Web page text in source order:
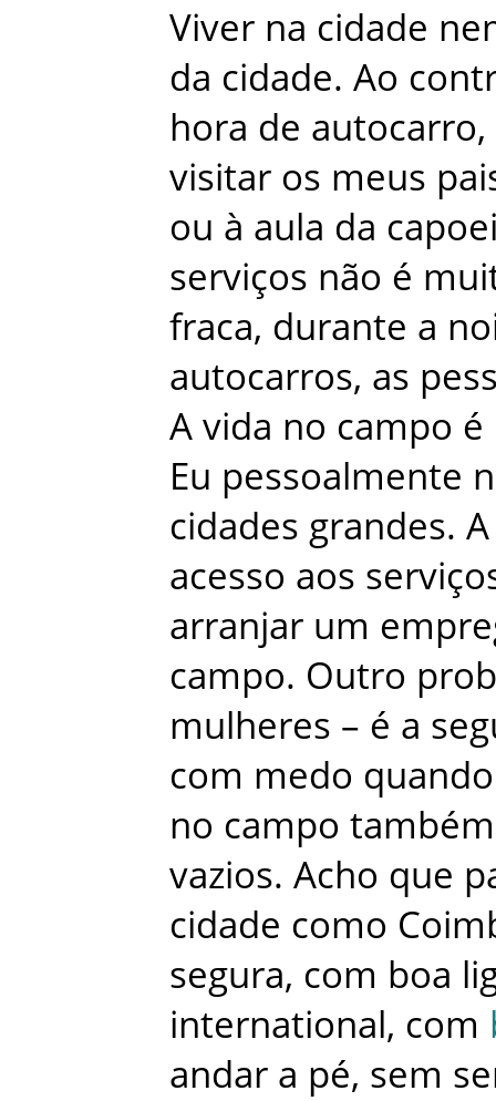
Viver na cidade
da cidade. Ao
hora de autocarro,
visitar os meus
ou à aula da
serviços não é
fraca, durante a
autocarros, as
A vida no campo é
Eu pessoalmente
cidades grandes. A
acesso aos
arranjar um
campo. Outro
mulheres – é a
com medo quando
no campo também
vazios. Acho que
cidade como
segura, com boa
international, com
andar a pé, sem